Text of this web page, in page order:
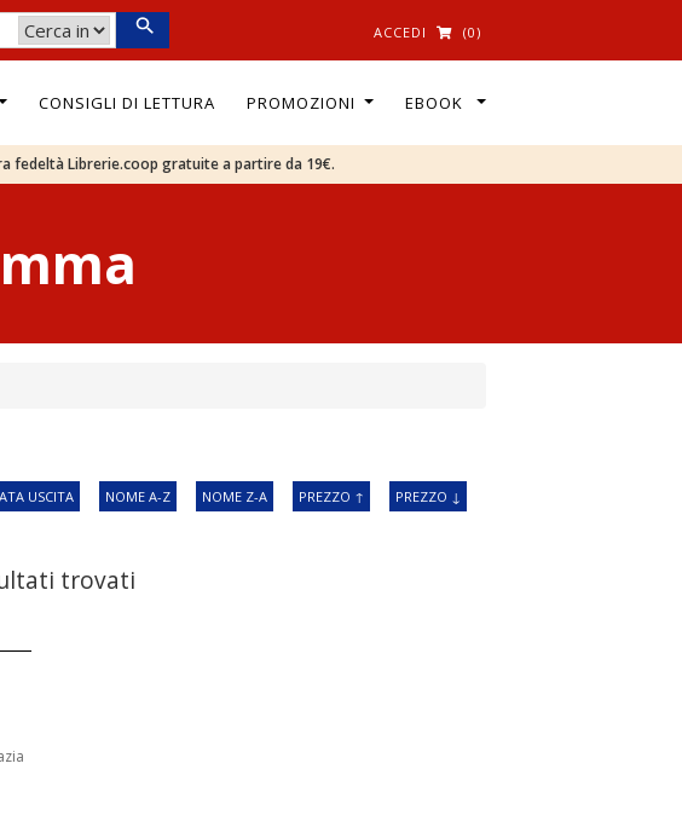
ACCEDI (0)
CONSIGLI DI LETTURA PROMOZIONI EBOOK
fedeltà Librerie.coop gratuite a partire da 19€.
USCITA NOME A-Z NOME Z-A PREZZO ↑ PREZZO ↓
trovati